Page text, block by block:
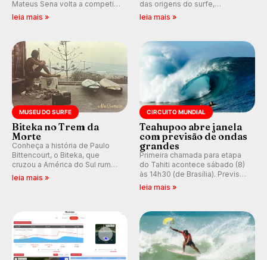
Mateus Sena volta a competir
em casa em busca de manter a
leia mais »
das origens do surfe,
resgatando a cultura polinésia
prática em esporte e indústria.
leia mais »
MUSEU DO SURFE
Biteka no Trem da
Morte
Conheça a história de Paulo
Bittencourt, o Biteka, que
cruzou a América do Sul rumo
ao Pacífico em uma jornada
leia mais »
CIRCUITO MUNDIAL
Teahupoo abre janela
com previsão de ondas
grandes
Primeira chamada para etapa
do Tahiti acontece sábado (8)
às 14h30 (de Brasília). Previsão
indica swell consistente.
Kelly Slater convidado.
leia mais »